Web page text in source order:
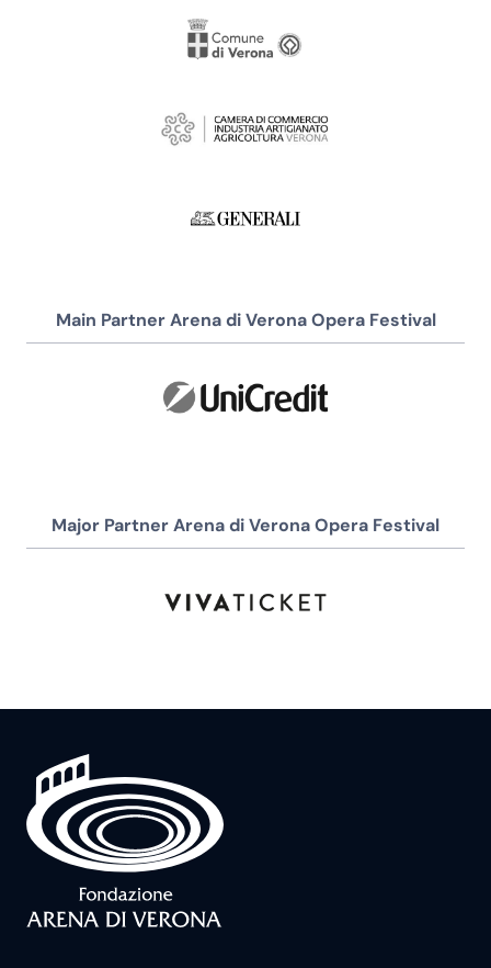
Main Partner Arena di Verona Opera Festival
Major Partner Arena di Verona Opera Festival